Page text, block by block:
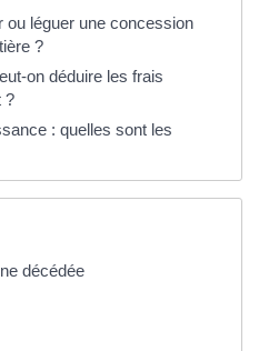
ou léguer une concession
?
on déduire les frais
?
: quelles sont les
décédée